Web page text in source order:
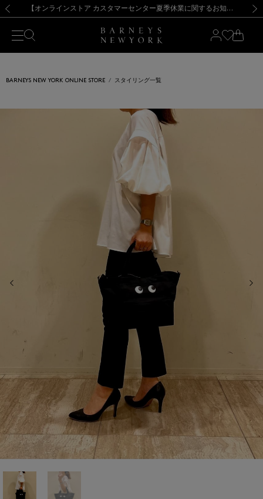
新規登録のお客様も対象！＜MY BARNEYS＞会員のお客様は11,000円（税込）以上のお買上げで常時送料無料！お買い物の際は会員登録を！
【夏季休業に伴う出荷一時停止のお知らせ】(2026.8.7) 【オンラインストア カスタマーセンター夏季休業に関するお知らせ】（2026.8.7）
【夏季休業に伴う返品・交換承り一時停止のお知らせ】（2026.8.5）
熊本県を中心とした地震の影響によるお荷物のお届けについて
【開催中】SUMMER SALEのご案内・ご注意事項 新規登録のお客様も対象！＜MY BARNEYS＞会員のお客様は11,000円（税込）以上のお買上げで常時送料無料！お買い物の際は会員登録を！
【夏季休業に伴う出荷一時停止のお知らせ】(2026.8.7)
BARNEYS NEW YORK ONLINE STORE スタイリング一覧